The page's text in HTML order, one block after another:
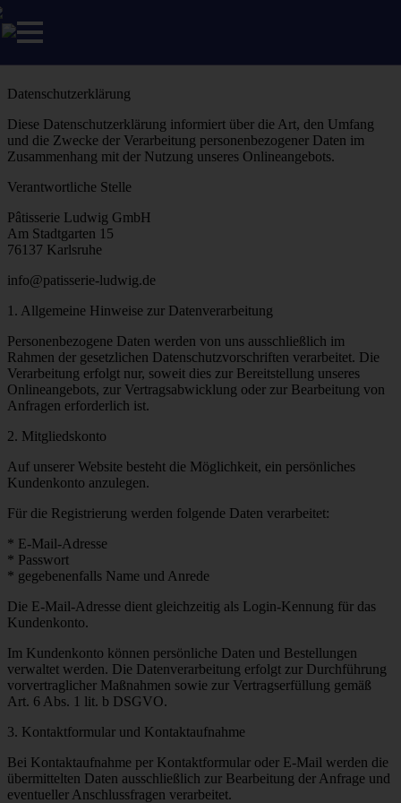
Datenschutzerklärung
Diese Datenschutzerklärung informiert über die Art, den Umfang
und die Zwecke der Verarbeitung personenbezogener Daten im
Zusammenhang mit der Nutzung unseres Onlineangebots.
Verantwortliche Stelle
Pâtisserie Ludwig GmbH
Am Stadtgarten 15
76137 Karlsruhe
info@patisserie-ludwig.de
1. Allgemeine Hinweise zur Datenverarbeitung
Personenbezogene Daten werden von uns ausschließlich im
Rahmen der gesetzlichen Datenschutzvorschriften verarbeitet. Die
Verarbeitung erfolgt nur, soweit dies zur Bereitstellung unseres
Onlineangebots, zur Vertragsabwicklung oder zur Bearbeitung von
Anfragen erforderlich ist.
2. Mitgliedskonto
Auf unserer Website besteht die Möglichkeit, ein persönliches
Kundenkonto anzulegen.
Für die Registrierung werden folgende Daten verarbeitet:
* E-Mail-Adresse
* Passwort
* gegebenenfalls Name und Anrede
Die E-Mail-Adresse dient gleichzeitig als Login-Kennung für das
Kundenkonto.
Im Kundenkonto können persönliche Daten und Bestellungen
verwaltet werden. Die Datenverarbeitung erfolgt zur Durchführung
vorvertraglicher Maßnahmen sowie zur Vertragserfüllung gemäß
Art. 6 Abs. 1 lit. b DSGVO.
3. Kontaktformular und Kontaktaufnahme
Bei Kontaktaufnahme per Kontaktformular oder E-Mail werden die
übermittelten Daten ausschließlich zur Bearbeitung der Anfrage und
eventueller Anschlussfragen verarbeitet.